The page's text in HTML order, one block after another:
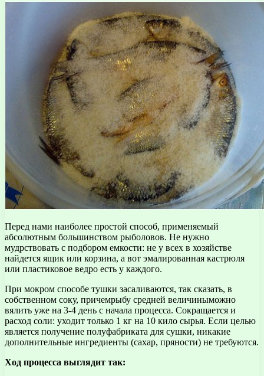
Перед нами наиболее простой способ, применяемый
абсолютным большинством рыболовов. Не нужно
мудрствовать с подбором емкости: не у всех в хозяйстве
найдется ящик или корзина, а вот эмалированная кастрюля
или пластиковое ведро есть у каждого.
При мокром способе тушки засаливаются, так сказать, в
собственном соку, причемрыбу средней величиныможно
вялить уже на 3-4 день с начала процесса. Сокращается и
расход соли: уходит только 1 кг на 10 кило сырья. Если целью
является получение полуфабриката для сушки, никакие
дополнительные ингредиенты (сахар, пряности) не требуются.
Ход процесса выглядит так: